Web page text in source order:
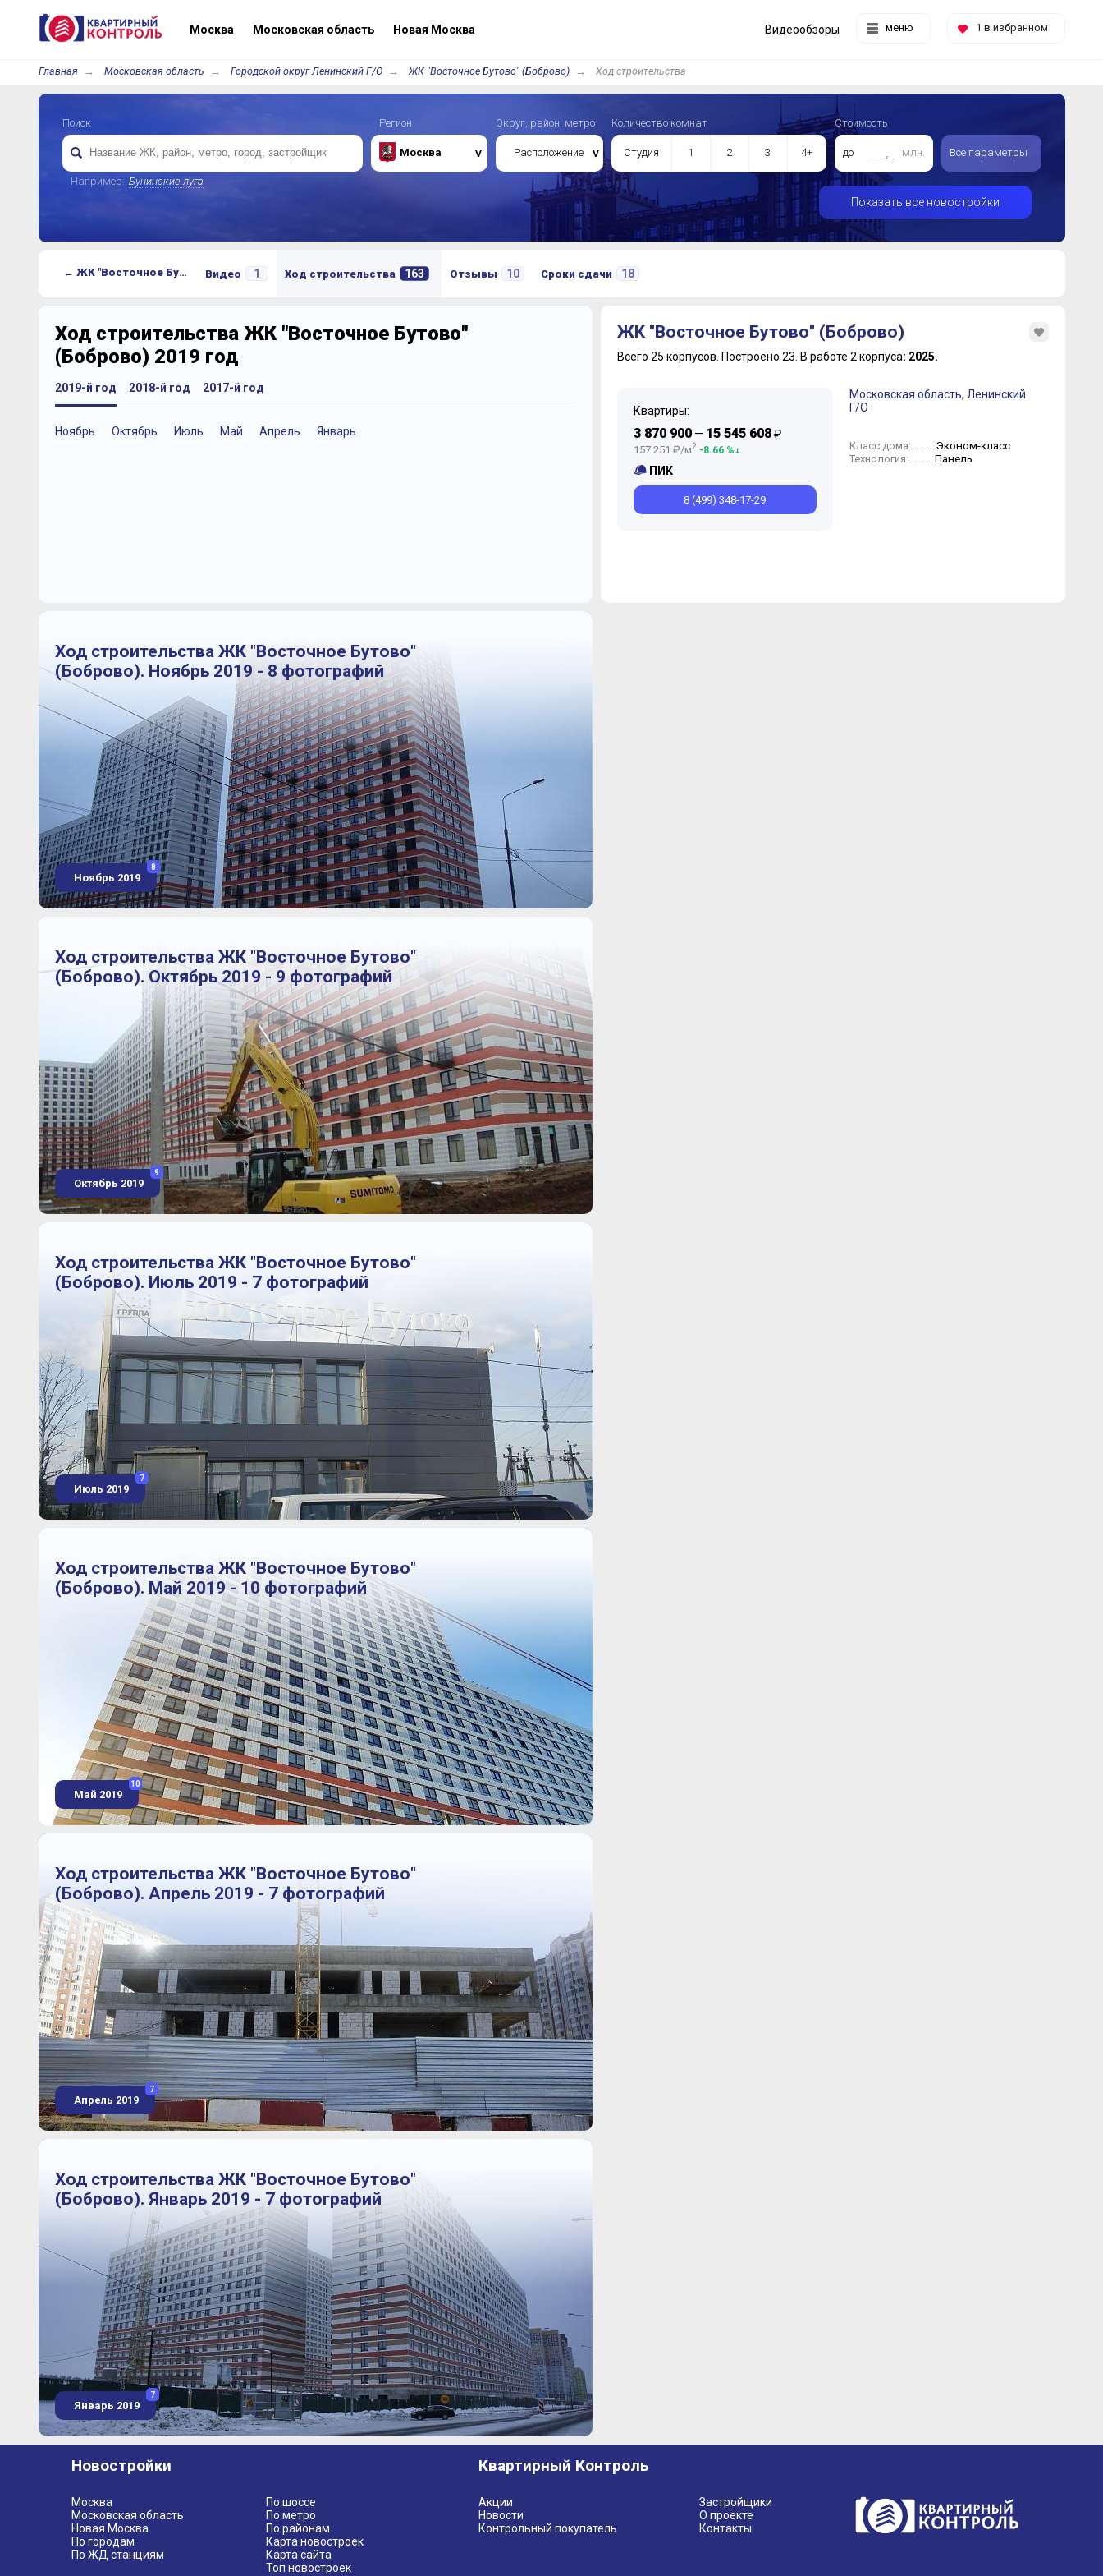
Москва Московская область Новая Москва меню 1 в избранном
Видеообзоры
Главная Московская область Городской округ Ленинский Г/О ЖК "Восточное Бутово" (Боброво) Ход строительства
Поиск
Например: Бунинские луга
Регион
Москва
Округ, район, метро
Расположение
Количество комнат
Студия 1 2 3 4+
Стоимость
до млн. Все параметры
Показать все новостройки
← ЖК "Восточное Бутово" (Боброво) Видео 1 Ход строительства 163 Отзывы 10 Сроки сдачи 18
Ход строительства ЖК "Восточное Бутово"
(Боброво) 2019 год
2019-й год
Ноябрь Октябрь Июль Май Апрель Январь
2018-й год
Ноябрь Август Июнь Май
2017-й год
Декабрь Ноябрь Октябрь
Ход строительства ЖК "Восточное Бутово"
(Боброво). Ноябрь 2019 - 8 фотографий
Ноябрь 2019
8
Ход строительства ЖК "Восточное Бутово"
(Боброво). Октябрь 2019 - 9 фотографий
Октябрь 2019
9
Ход строительства ЖК "Восточное Бутово"
(Боброво). Июль 2019 - 7 фотографий
Июль 2019
7
Ход строительства ЖК "Восточное Бутово"
(Боброво). Май 2019 - 10 фотографий
Май 2019
10
Ход строительства ЖК "Восточное Бутово"
(Боброво). Апрель 2019 - 7 фотографий
Апрель 2019
7
Ход строительства ЖК "Восточное Бутово"
(Боброво). Январь 2019 - 7 фотографий
Январь 2019
7
ЖК "Восточное Бутово" (Боброво)
Всего 25 корпусов. Построено 23. В работе 2 корпуса: 2025.
Квартиры:
3 870 900— 15 545 608₽
157 251 ₽/м2-8.66 %
ПИК
8 (499) 348-17-29
Московская область, Ленинский
Г/О
Класс дома: Эконом-класс
Технология: Панель
Новостройки
Москва
Московская область
Новая Москва
По городам
По ЖД станциям
По шоссе
По метро
По районам
Карта новостроек
Карта сайта
Топ новостроек
Квартирный Контроль
Акции
Новости
Контрольный покупатель
Застройщики
О проекте
Контакты